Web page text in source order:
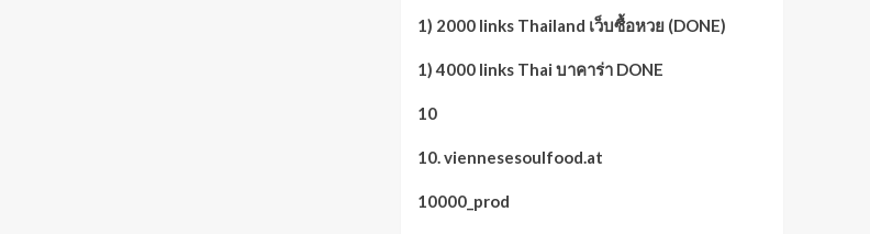
1) 2000 links Thailand เว็บซื้อหวย (DONE)
1) 4000 links Thai บาคาร่า DONE
10
10. viennesesoulfood.at
10000_prod